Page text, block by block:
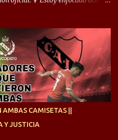
para mí. Independiente va a estar
que me tocó vestir la camiseta
estoy agradecido al
trabajo, quedó demostrado en el
en la pretemporada nos
El grupo está encontrando la
CAMISETAS ||
Y JUSTICIA